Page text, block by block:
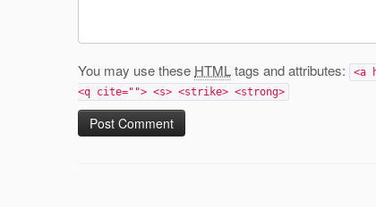
You may use these HTMLtags and attributes:
<a
<q cite=""> <s> <strike> <strong>